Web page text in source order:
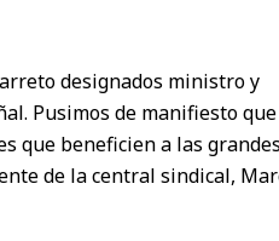
designados ministro y
Pusimos de manifiesto que
que beneficien a las grandes
de la central sindical,